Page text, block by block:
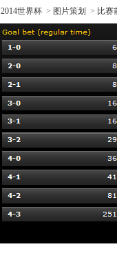
2014世界杯 > 图片策划 > 比赛